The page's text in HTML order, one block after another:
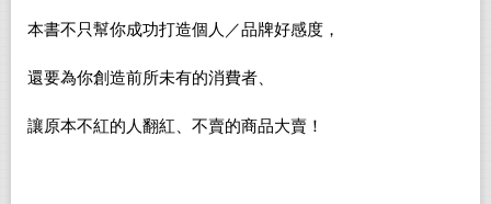
本書不只幫你成功打造個人／品牌好感度，
還要為你創造前所未有的消費者、
讓原本不紅的人翻紅、不賣的商品大賣！